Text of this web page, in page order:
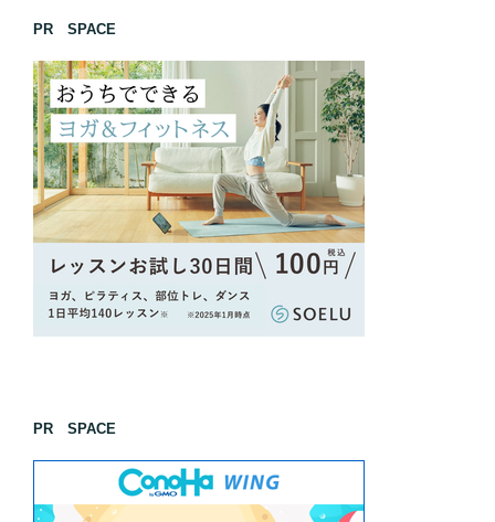
PR SPACE
PR SPACE